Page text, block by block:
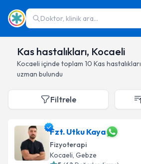
Doktor, klinik ara...
Kas hastalıkları, Kocaeli
Kocaeli içinde toplam 10 Kas hastalıkları
uzman bulundu
Filtrele
Fzt. Utku Kaya
Fizyoterapi
Kocaeli, Gebze